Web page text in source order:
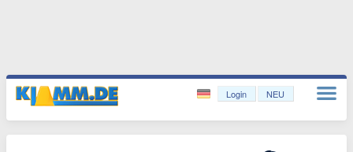
Login NEU